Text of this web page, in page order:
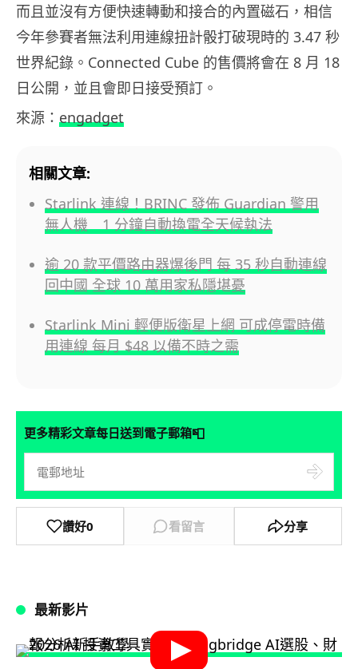
而且並沒有方便快速轉動和接合的內置磁石，相信
今年參賽者無法利用連線扭計骰打破現時的 3.47 秒
世界紀錄。Connected Cube 的售價將會在 8 月 18
日公開，並且會即日接受預訂。
來源： engadget
相關文章:
Starlink 連線！BRINC 發佈 Guardian 警用
無人機 1 分鐘自動換電全天候執法
逾 20 款平價路由器爆後門 每 35 秒自動連線
回中國 全球 10 萬用家私隱堪憂
Starlink Mini 輕便版衛星上網 可成停電時備
用連線 每月 $48 以備不時之需
更多精彩文章每日送到電子郵箱📮
讚好0 看留言 分享
最新影片